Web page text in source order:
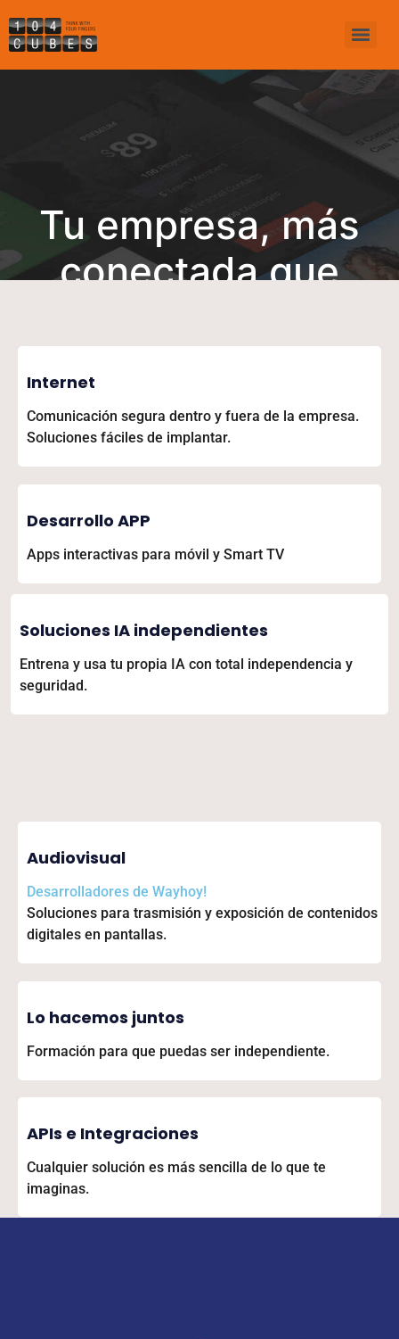
Tu empresa, más
conectada que
Internet
Comunicación segura dentro y fuera de la empresa.
Soluciones fáciles de implantar.
Desarrollo APP
Apps interactivas para móvil y Smart TV
Soluciones IA independientes
Entrena y usa tu propia IA con total independencia y
seguridad.
Audiovisual
Desarrolladores de Wayhoy!
Soluciones para trasmisión y exposición de contenidos
digitales en pantallas.
Lo hacemos juntos
Formación para que puedas ser independiente.
APIs e Integraciones
Cualquier solución es más sencilla de lo que te
imaginas.